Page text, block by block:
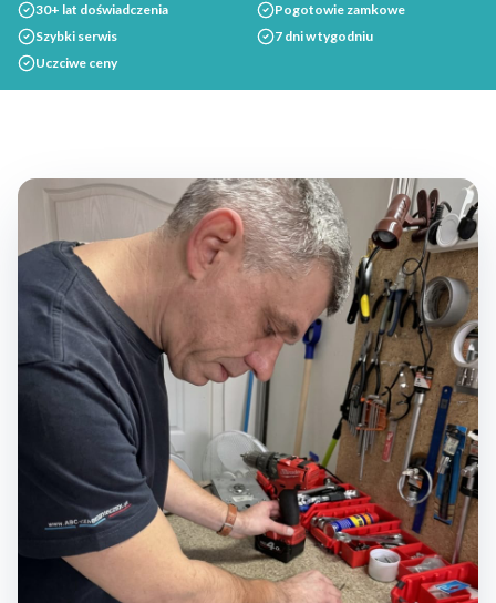
30+ lat doświadczenia
Pogotowie zamkowe
Szybki serwis
7 dni w tygodniu
Uczciwe ceny